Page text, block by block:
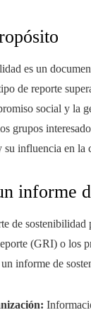
es un
de reporte
social y la
grupos
su influencia en la
informe
de sostenibilidad
(GRI) o los
informe de